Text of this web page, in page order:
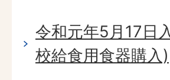
令和元年5月17日
校給食用食器購入)